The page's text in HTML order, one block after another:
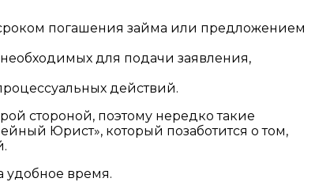
погашения займа или предложением
необходимых для подачи заявления,
действий.
стороной, поэтому нередко такие
Юрист», который позаботится о том,
удобное время.